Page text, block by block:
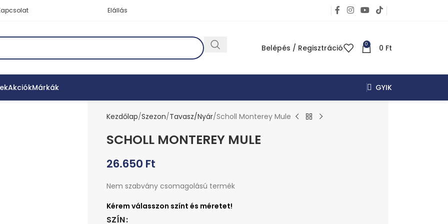
Elállás
Belépés / Regisztráció 0 0 Ft
AkciókMárkák GYIK
Kezdőlap Szezon Tavasz/Nyár Scholl Monterey Mule
SCHOLL MONTEREY MULE
26.650 Ft
Nem szabvány csomagolású termék
SZÍN